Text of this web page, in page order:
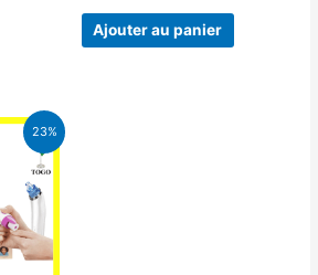
Ajouter au panier
23%
Le
prix
actuel
est :
49.900 CFA.